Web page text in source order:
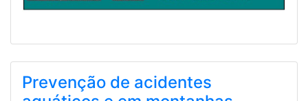
Prevenção de acidentes